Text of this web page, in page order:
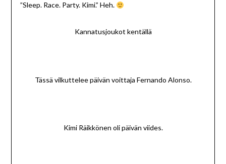
”Sleep. Race. Party. Kimi.” Heh.
Kannatusjoukot kentällä
Tässä vilkuttelee päivän voittaja Fernando Alonso.
Kimi Räikkönen oli päivän viides.